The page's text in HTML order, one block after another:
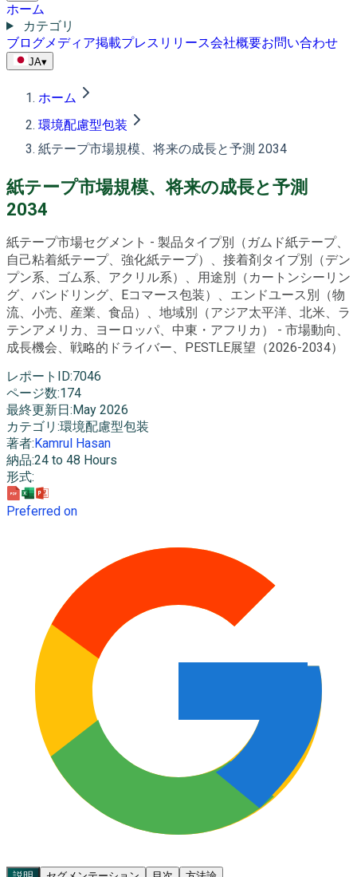
ホーム
カテゴリ
ブログメディア掲載プレスリリース会社概要お問い合わせ
JA▾
ホーム
環境配慮型包装
紙テープ市場規模、将来の成長と予測 2034
紙テープ市場規模、将来の成長と予測
2034
紙テープ市場セグメント - 製品タイプ別（ガムド紙テープ、
自己粘着紙テープ、強化紙テープ）、接着剤タイプ別（デン
プン系、ゴム系、アクリル系）、用途別（カートンシーリン
グ、バンドリング、Eコマース包装）、エンドユース別（物
流、小売、産業、食品）、地域別（アジア太平洋、北米、ラ
テンアメリカ、ヨーロッパ、中東・アフリカ） - 市場動向、
成長機会、戦略的ドライバー、PESTLE展望（2026-2034）
レポートID:7046
ページ数:174
最終更新日 : May 2026
カテゴリ :環境配慮型包装
著者: Kamrul Hasan
納品:24 to 48 Hours
形式:
Preferred on